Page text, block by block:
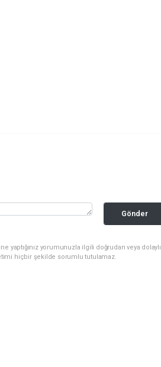
Gönder
yaptığınız yorumunuzla ilgili doğrudan veya dolaylı
hiçbir şekilde sorumlu tutulamaz.